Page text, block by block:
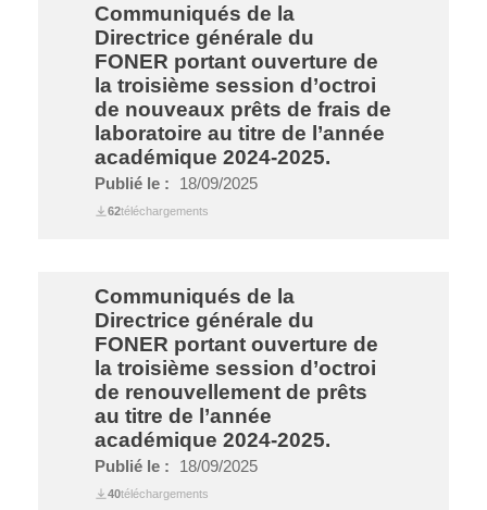
Communiqués de la
Directrice générale du
FONER portant ouverture de
la troisième session d’octroi
de nouveaux prêts de frais de
laboratoire au titre de l’année
académique 2024-2025.
Publié le : 18/09/2025
62téléchargements
Communiqués de la
Directrice générale du
FONER portant ouverture de
la troisième session d’octroi
de renouvellement de prêts
au titre de l’année
académique 2024-2025.
Publié le : 18/09/2025
40téléchargements